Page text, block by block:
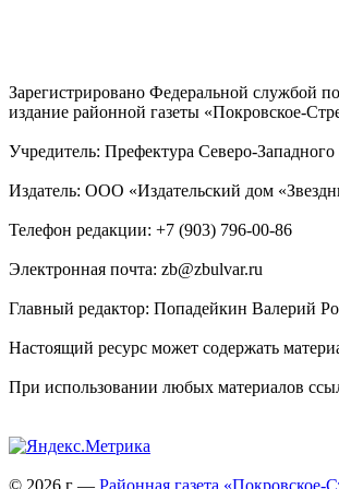
Зарегистрировано Федеральной службой
издание районной газеты «Покровское-
Учредитель: Префектура Северо-
Издатель: ООО «Издательский дом
Телефон редакции: +7 (903) 796-00-86
Электронная почта: zb@zbulvar.ru
Главный редактор: Попадейкин Валерий
Настоящий ресурс может содержать
При использовании любых материалов
© 2026 г — Районная газета